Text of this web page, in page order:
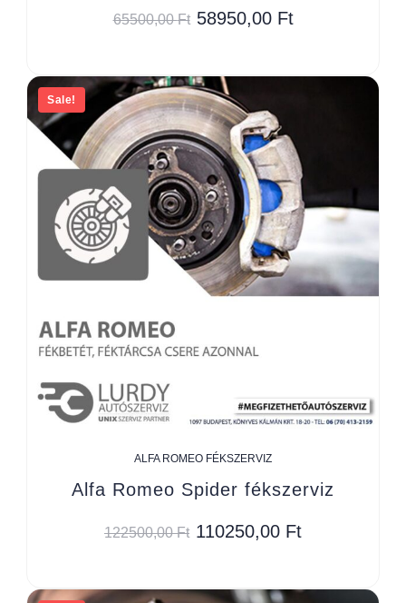
65500,00Ft 58950,00 Ft
Sale!
ALFA ROMEO FÉKSZERVIZ
Alfa Romeo Spider fékszerviz
122500,00Ft 110250,00 Ft